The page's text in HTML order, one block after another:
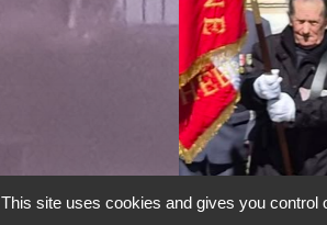
This site uses cookies and gives you control